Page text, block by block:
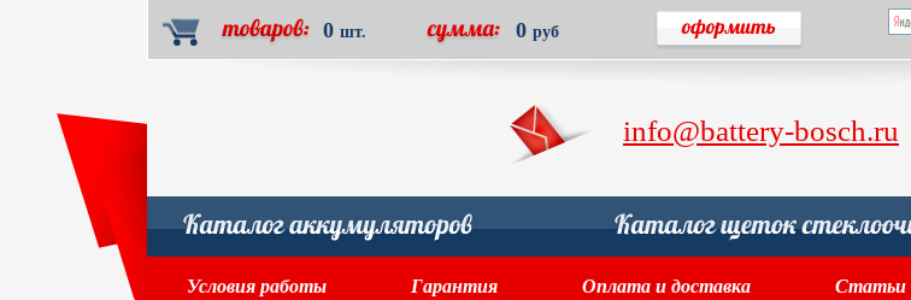
0 шт. 0 руб
info@battery-bosch.ru
Условия работы Гарантия Оплата и доставка Статьи